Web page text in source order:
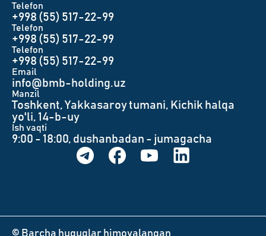
Telefon
+998 (55) 517-22-99
Telefon
+998 (55) 517-22-99
Telefon
+998 (55) 517-22-99
Email
info@bmb-holding.uz​
Manzil
Toshkent, Yakkasaroy tumani, Kichik halqa
yo'li, 14-b-uy
Ish vaqti
9:00 - 18:00, dushanbadan - jumagacha
© Barcha huquqlar himoyalangan